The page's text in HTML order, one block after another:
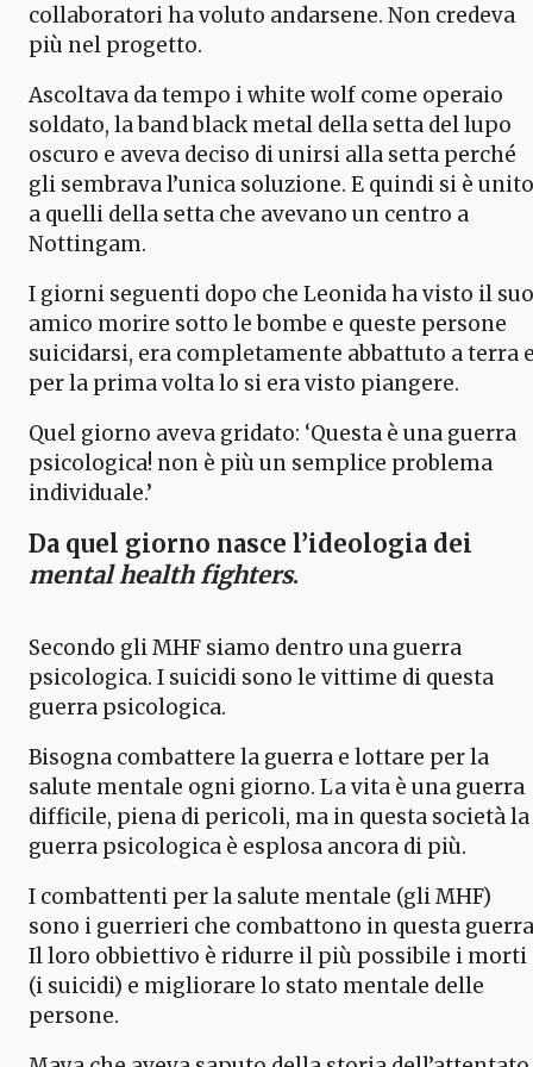
collaboratori ha voluto andarsene. Non credeva
più nel progetto.
Ascoltava da tempo i white wolf come operaio
soldato, la band black metal della setta del lupo
oscuro e aveva deciso di unirsi alla setta perché
gli sembrava l’unica soluzione. E quindi si è unito
a quelli della setta che avevano un centro a
Nottingam.
I giorni seguenti dopo che Leonida ha visto il suo
amico morire sotto le bombe e queste persone
suicidarsi, era completamente abbattuto a terra
per la prima volta lo si era visto piangere.
Quel giorno aveva gridato: ‘Questa è una guerra
psicologica! non è più un semplice problema
individuale.’
Da quel giorno nasce l’ideologia dei
mental health fighters.
Secondo gli MHF siamo dentro una guerra
psicologica. I suicidi sono le vittime di questa
guerra psicologica.
Bisogna combattere la guerra e lottare per la
salute mentale ogni giorno. La vita è una guerra
difficile, piena di pericoli, ma in questa società la
guerra psicologica è esplosa ancora di più.
I combattenti per la salute mentale (gli MHF)
sono i guerrieri che combattono in questa
Il loro obbiettivo è ridurre il più possibile i morti
(i suicidi) e migliorare lo stato mentale delle
persone.